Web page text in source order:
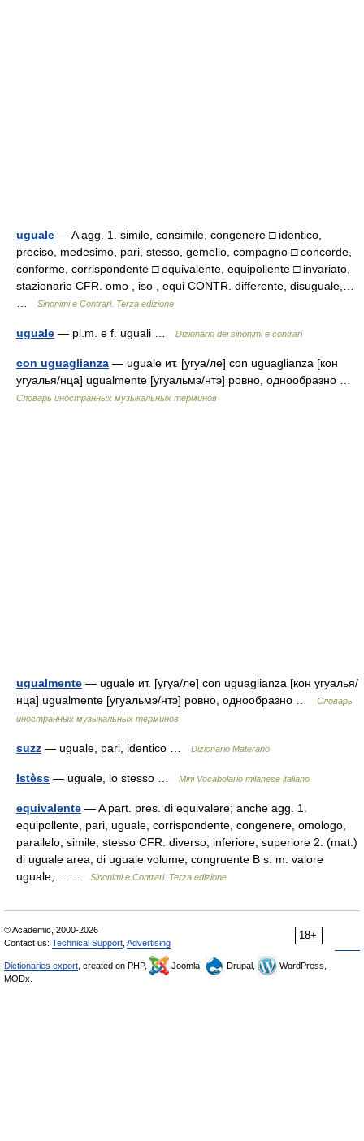
uguale — A agg. 1. simile, consimile, congenere □ identico,
preciso, medesimo, pari, stesso, gemello, compagno □ concorde,
conforme, corrispondente □ equivalente, equipollente □ invariato,
stazionario CFR. omo , iso , equi CONTR. differente, disuguale,…
Sinonimi e Contrari. Terza edizione
uguale — pl.m. e f. uguali … Dizionario dei sinonimi e contrari
con uguaglianza — uguale ит. [угуа/ле] con uguaglianza [кон
угуалья/нца] ugualmente [угуальмэ/нтэ] ровно, однообразно …
Словарь иностранных музыкальных терминов
ugualmente — uguale ит. [угуа/ле] con uguaglianza [кон угуалья/
нца] ugualmente [угуальмэ/нтэ] ровно, однообразно …
Словарь
иностранных музыкальных терминов
suzz — uguale, pari, identico … Dizionario Materano
Istèss — uguale, lo stesso … Mini Vocabolario milanese italiano
equivalente — A part. pres. di equivalere; anche agg. 1.
equipollente, pari, uguale, corrispondente, congenere, omologo,
parallelo, simile, stesso CFR. diverso, inferiore, superiore 2. (mat.)
di uguale area, di uguale volume, congruente B s. m. valore
uguale,… …
Sinonimi e Contrari. Terza edizione
18+
© Academic, 2000-2026
Contact us: Technical Support Advertising
Dictionaries export , created on PHP, Joomla, Drupal,
WordPress,
MODx.